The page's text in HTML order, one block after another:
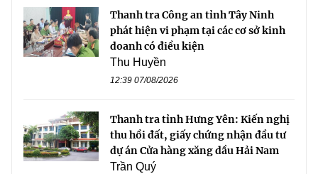
Thanh tra Công an tỉnh Tây Ninh
phát hiện vi phạm tại các cơ sở kinh
doanh có điều kiện
Thu Huyền
12:39 07/08/2026
Thanh tra tỉnh Hưng Yên: Kiến nghị
thu hồi đất, giấy chứng nhận đầu tư
dự án Cửa hàng xăng dầu Hải Nam
Trần Quý